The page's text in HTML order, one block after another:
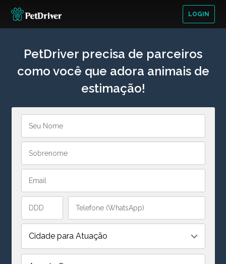
LOGIN
PetDriver precisa de parceiros
como você que adora animais de
estimação!